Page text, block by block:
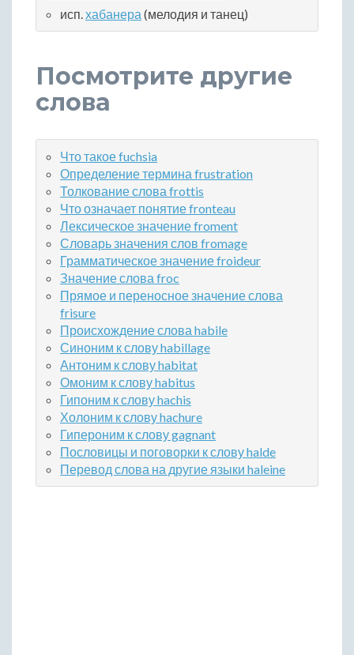
исп.хабанера (мелодия и танец)
Посмотрите другие
слова
Что такое fuchsia
Определение термина frustration
Толкование слова frottis
Что означает понятие fronteau
Лексическое значение froment
Словарь значения слов fromage
Грамматическое значение froideur
Значение слова froc
Прямое и переносное значение слова
frisure
Происхождение слова habile
Синоним к слову habillage
Антоним к слову habitat
Омоним к слову habitus
Гипоним к слову hachis
Холоним к слову hachure
Гипероним к слову gagnant
Пословицы и поговорки к слову halde
Перевод слова на другие языки haleine